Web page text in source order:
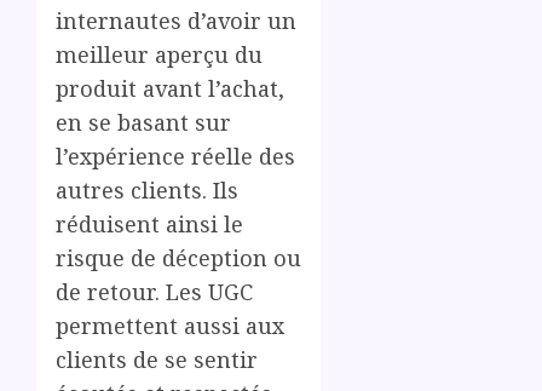
internautes d’avoir un
meilleur aperçu du
produit avant l’achat,
en se basant sur
l’expérience réelle des
autres clients. Ils
réduisent ainsi le
risque de déception ou
de retour. Les UGC
permettent aussi aux
clients de se sentir